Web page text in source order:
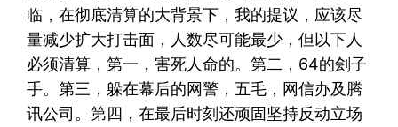
临，在彻底清算的大背景下，我的提议，应该尽
量减少扩大打击面，人数尽可能最少，但以下人
必须清算，第一，害死人命的。第二，64的刽子
手。第三，躲在幕后的网警，五毛，网信办及腾
讯公司。第四，在最后时刻还顽固坚持反动立场